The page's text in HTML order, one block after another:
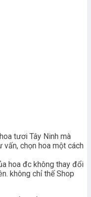
tươi Tây Ninh mà
chọn hoa một cách
hoa đc không thay đổi
không chỉ thế Shop